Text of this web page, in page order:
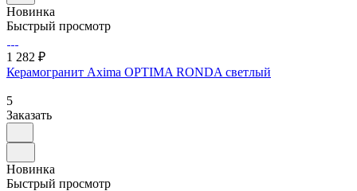
Новинка
Быстрый просмотр
1 282 ₽
Керамогранит Axima OPTIMA RONDA светлый
5
Заказать
Новинка
Быстрый просмотр